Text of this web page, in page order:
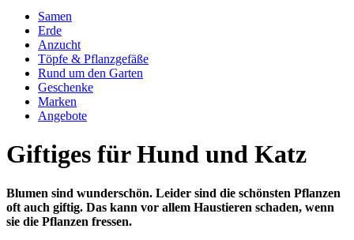
Samen
Erde
Anzucht
Töpfe & Pflanzgefäße
Rund um den Garten
Geschenke
Marken
Angebote
Giftiges für Hund und Katz
Blumen sind wunderschön. Leider sind die schönsten Pflanzen
oft auch giftig. Das kann vor allem Haustieren schaden, wenn
sie die Pflanzen fressen.